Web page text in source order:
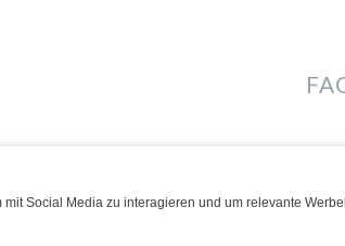
Social Media zu interagieren und um relevante